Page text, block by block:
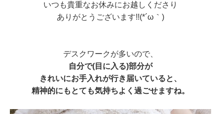
いつも貴重なお休みにお越しくださり
ありがとうございます!!(*´ω｀)
デスクワークが多いので、
自分で(目に入る)部分が
きれいにお手入れが行き届いていると、
精神的にもとても気持ちよく過ごせますね。